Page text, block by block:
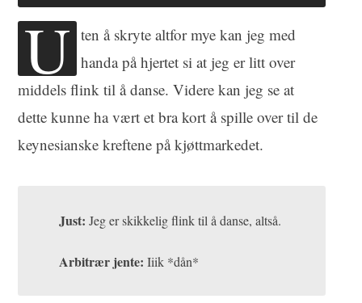
U ten å skryte altfor mye kan jeg med
handa på hjertet si at jeg erlitt over
middels flink til å danse. Videre kan jeg se at
dette kunne ha vært et bra kort å spille over til de
keynesianske kreftene på kjøttmarkedet.
Just: Jeg er skikkelig flink til å danse, altså.
Arbitrær jente:Iiik *dån*